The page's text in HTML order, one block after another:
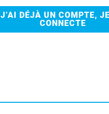
J’AI DÉJÀ UN COMPTE,
CONNECTE